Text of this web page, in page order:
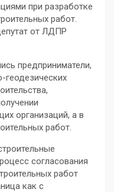
при разработке
работ.
от ЛДПР
предприниматели,
организаций, а в
работ.
согласования
работ
как с